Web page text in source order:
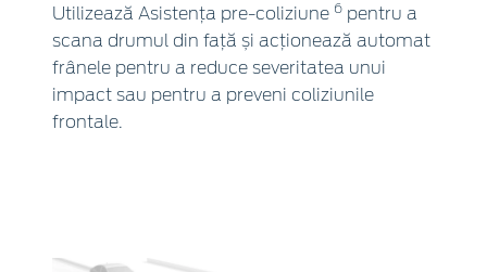
Utilizează Asistența pre-coliziune 6 pentru a
scana drumul din față și acționează automat
frânele pentru a reduce severitatea unui
impact sau pentru a preveni coliziunile
frontale.